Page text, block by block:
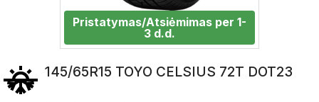
Pristatymas/Atsiėmimas per 1-
3 d.d.
145/65R15 TOYO CELSIUS 72T DOT23